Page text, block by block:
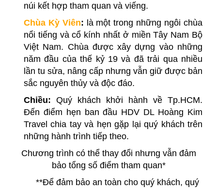
núi kết hợp tham quan và viếng.
Chùa Kỳ Viên: là một trong những ngôi chùa
nổi tiếng và cổ kính nhất ở miền Tây Nam Bộ
Việt Nam. Chùa được xây dựng vào những
năm đầu của thế kỷ 19 và đã trải qua nhiều
lần tu sửa, nâng cấp nhưng vẫn giữ được bản
sắc nguyên thủy và độc đáo.
Chiều: Quý khách khởi hành về Tp.HCM.
Đến điểm hẹn ban đầu HDV DL Hoàng Kim
Travel chia tay và hẹn gặp lại quý khách trên
những hành trình tiếp theo.
Chương trình có thể thay đổi nhưng vẫn đảm
bảo tổng số điểm tham quan*
**Để đảm bảo an toàn cho quý khách, quý